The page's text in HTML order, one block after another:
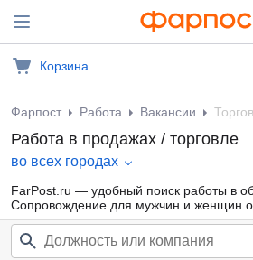
Корзина
Фарпост Работа Вакансии
Работа в продажах / торговле
во всех городах
FarPost.ru — удобный поиск работы в
Сопровождение для мужчин и женщин
работодателей, а также от кадровых
каждый день.